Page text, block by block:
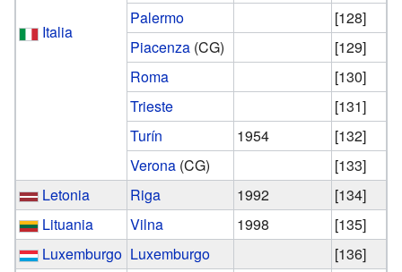
Italia
Palermo
[128]
Piacenza (CG)
[129]
Roma
[130]
Trieste
[131]
Turín
1954
[132]
Verona (CG)
[133]
Letonia
Riga 1992
[134]
Lituania
Vilna 1998
[135]
Luxemburgo Luxemburgo
[136]